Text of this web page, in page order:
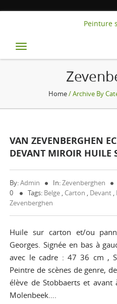
Peinture
Toggle
navigation
Home/ Archive By
VAN ZEVENBERGHEN
DEVANT MIROIR HUILE
By:Admin In:Zevenberghen
0
Tags: Belge , Carton , Devant ,
Zevenberghen
Huile sur carton et/ou
Georges. Signée en bas à
avec le cadre : 47 36 cm ,
Peintre de scènes de genre,
élève de Stobbaerts et avant
Molenbeek….